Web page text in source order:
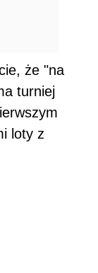
że "na
turniej
loty z